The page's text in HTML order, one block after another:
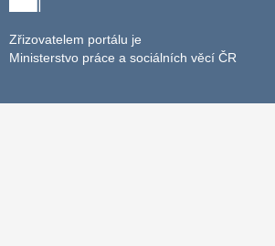
Zřizovatelem portálu je
Ministerstvo práce a sociálních věcí ČR